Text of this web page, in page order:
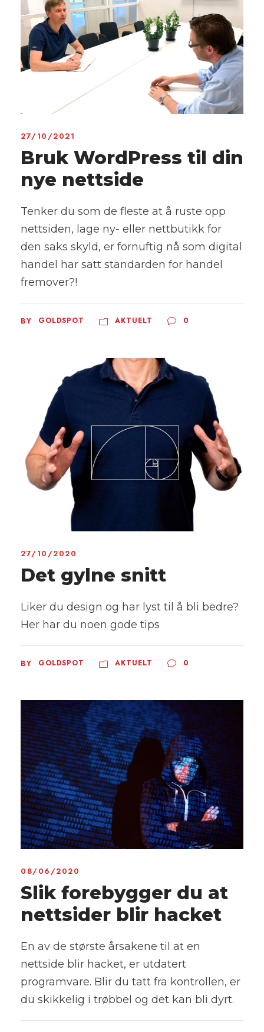
27/10/2021
Bruk WordPress til din
nye nettside
Tenker du som de fleste at å ruste opp
nettsiden, lage ny- eller nettbutikk for
den saks skyld, er fornuftig nå som digital
handel har satt standarden for handel
fremover?!
BY GOLDSPOT AKTUELT 0
27/10/2020
Det gylne snitt
Liker du design og har lyst til å bli bedre?
Her har du noen gode tips
BY GOLDSPOT AKTUELT 0
08/06/2020
Slik forebygger du at
nettsider blir hacket
En av de største årsakene til at en
nettside blir hacket, er utdatert
programvare. Blir du tatt fra kontrollen, er
du skikkelig i trøbbel og det kan bli dyrt.